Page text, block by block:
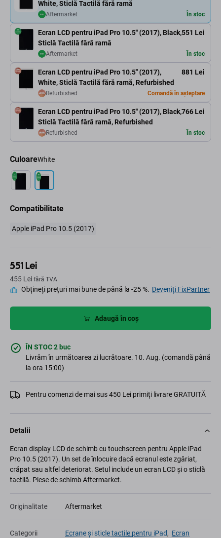
Ecran LCD pentru iPad Pro 10.5" (2017), Black,
Sticlă Tactilă fără ramă
551 Lei
Aftermarket În stoc
Ecran LCD pentru iPad Pro 10.5" (2017),
White, Sticlă Tactilă fără ramă, Refurbished
881 Lei
Refurbished Comandă în așteptare
Ecran LCD pentru iPad Pro 10.5" (2017), Black,
Sticlă Tactilă fără ramă, Refurbished
766 Lei
Refurbished În stoc
White, Sticlă Tactilă fără ramă
Aftermarket În stoc
CuloareWhite
Compatibilitate
Apple iPad Pro 10.5 (2017)
551 Lei
455 Lei fără TVA
Obțineți prețuri mai bune de până la -25 %. Deveniți FixPartner
Adaugă în coș
ÎN STOC 2 buc
Livrăm în următoarea zi lucrătoare. 10. Aug. (comandă până
la ora 15:00)
Pentru comenzi de mai sus 450 Lei primiți livrare GRATUITĂ
Detalii
Ecran display LCD de schimb cu touchscreen pentru Apple iPad
Pro 10.5 (2017). Un set de înlocuire dacă ecranul este zgâriat,
crăpat sau altfel deteriorat. Setul include un ecran LCD și o sticlă
tactilă. Piese de schimb Aftermarket.
Originalitate Aftermarket
Categorii Ecrane și sticle tactile pentru iPad, Ecran